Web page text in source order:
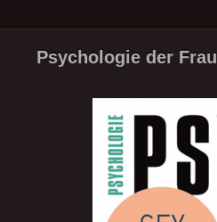
Psychologie der Frau